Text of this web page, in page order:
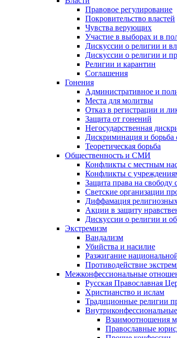
Правовое регулирование
Покровительство властей
Чувства верующих
Участие в выборах и в
Дискуссии о религии и
Дискуссии о религии и
Религии и карантин
Соглашения
Гонения
Административное и
Места для молитвы
Отказ в регистрации и
Защита от гонений
Негосударственная
Дискриминация и борьба
Теоретическая борьба
Общественность и СМИ
Конфликты с местным
Конфликты с
Защита права на свободу
Светские организации
Диффамация
Акции в защиту
Дискуссии о религии и
Экстремизм
Вандализм
Убийства и насилие
Разжигание
Противодействие
Межконфессиональные
Русская Православная
Христианство и ислам
Традиционные религии
Взаимоотношения
Православные